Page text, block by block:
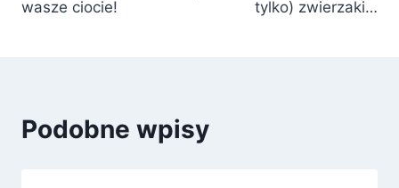
wasze ciocie!
tylko) zwierzaki…
Podobne wpisy